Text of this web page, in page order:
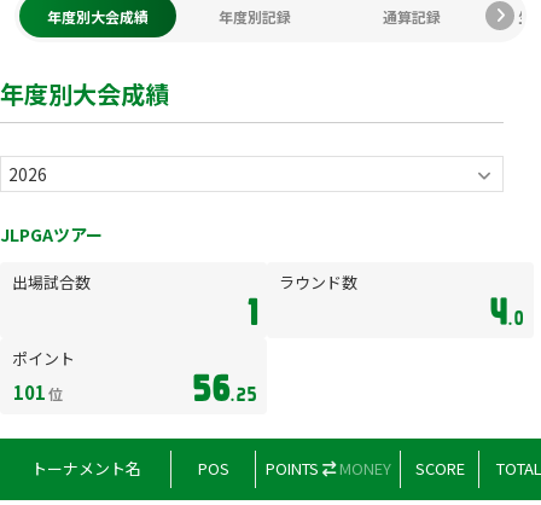
年度別大会成績 年度別記録 通算記録 生
年度別大会成績
JLPGAツアー
出場試合数
1
ラウンド数
4.0
ポイント
56.25
101位
トーナメント名 POS POINTS MONEY SCORE TOTAL